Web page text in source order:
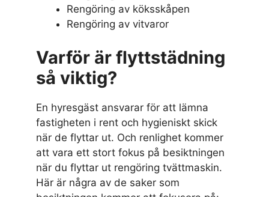
Rengöring av köksskåpen
Rengöring av vitvaror
Varför är flyttstädning
så viktig?
En hyresgäst ansvarar för att lämna
fastigheten i rent och hygieniskt skick
när de flyttar ut. Och renlighet kommer
att vara ett stort fokus på besiktningen
när du flyttar ut rengöring tvättmaskin.
Här är några av de saker som